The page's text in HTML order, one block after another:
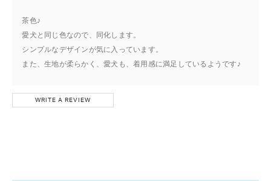
茶色♪
愛犬と同じ色なので、同化します。
シンプルなデザインが気に入っています。
また、生地が柔らかく、愛犬も、着用感に満足しているようです♪
WRITE A REVIEW